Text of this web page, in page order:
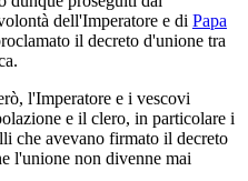
dell'Imperatore e di Papa
il decreto d'unione tra
l'Imperatore e i vescovi
e il clero, in particolare i
che avevano firmato il decreto
l'unione non divenne mai